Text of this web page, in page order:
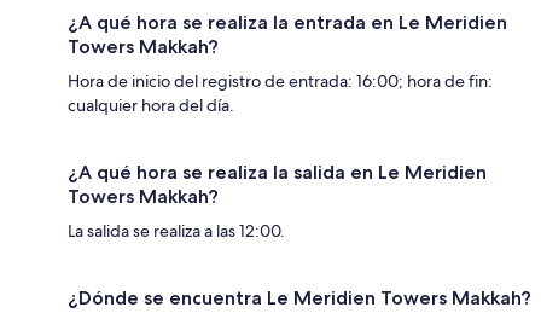
¿A qué hora se realiza la entrada en Le Meridien
Towers Makkah?
Hora de inicio del registro de entrada: 16:00; hora de fin:
cualquier hora del día.
¿A qué hora se realiza la salida en Le Meridien
Towers Makkah?
La salida se realiza a las 12:00.
¿Dónde se encuentra Le Meridien Towers Makkah?